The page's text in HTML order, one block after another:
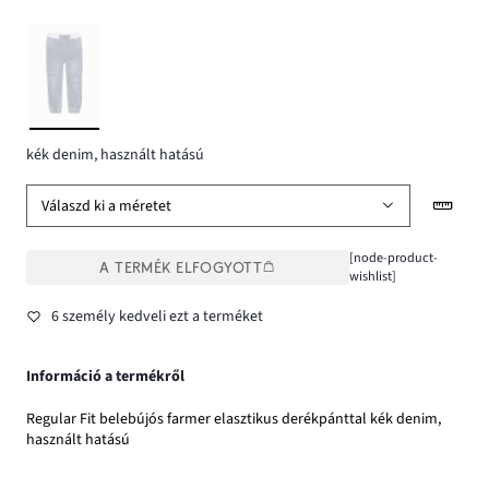
kék denim, használt hatású
Válaszd ki a méretet
A TERMÉK ELFOGYOTT
[node-product-
wishlist]
6 személy kedveli ezt a terméket
Információ a termékről
Regular Fit belebújós farmer elasztikus derékpánttal kék denim,
használt hatású